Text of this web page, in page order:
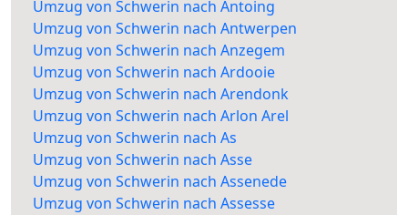
Umzug von Schwerin nach Antoing
Umzug von Schwerin nach Antwerpen
Umzug von Schwerin nach Anzegem
Umzug von Schwerin nach Ardooie
Umzug von Schwerin nach Arendonk
Umzug von Schwerin nach Arlon Arel
Umzug von Schwerin nach As
Umzug von Schwerin nach Asse
Umzug von Schwerin nach Assenede
Umzug von Schwerin nach Assesse